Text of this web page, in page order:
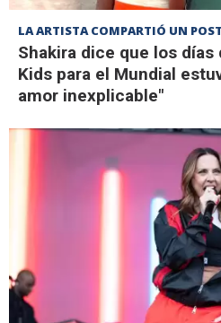
LA ARTISTA COMPARTIÓ UN
Shakira dice que los
Kids para el Mundial
amor inexplicable"